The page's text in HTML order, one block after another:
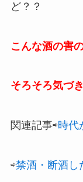
ど？？
こんな酒の害
そろそろ気づ
関連記事⇨時代
⇨禁酒・断酒し